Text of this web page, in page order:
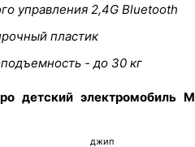
управления 2,4G Bluetooth
пластик
- до 30 кг
детский электромобиль M
джип